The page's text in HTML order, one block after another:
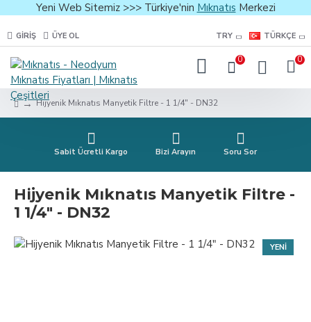
Yeni Web Sitemiz >>> Türkiye'nin Mıknatıs Merkezi
GIRIŞ ÜYE OL TRY TÜRKÇE
0 0
Hijyenik Mıknatıs Manyetik Filtre - 1 1/4″ - DN32
Sabit Ücretli Kargo Bizi Arayın Soru Sor
Hijyenik Mıknatıs Manyetik Filtre -
1 1/4″ - DN32
YENI